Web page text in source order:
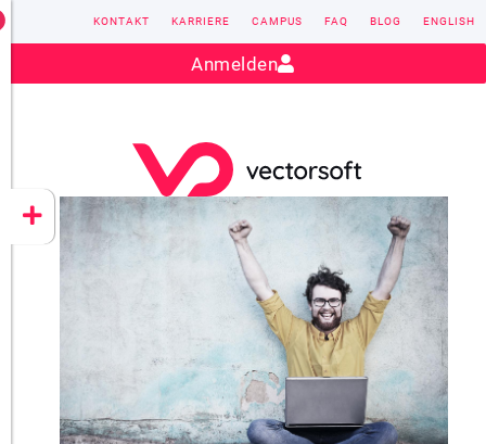
CONZEPT 16
YEET
Kontakt:sales@vectorsoft.de
KONTAKT KARRIERE CAMPUS FAQ BLOG ENGLISH
Anmelden